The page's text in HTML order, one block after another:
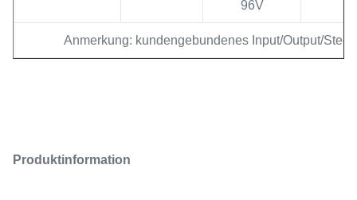
96V
Anmerkung: kundengebundenes Input/Output/
Produktinformation